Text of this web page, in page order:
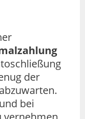
der
bei